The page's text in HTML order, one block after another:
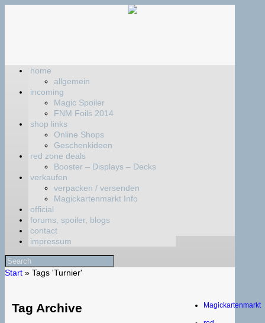
home
allgemein
incoming
Magic Spoiler
FNM Foils 2014
shop links
Online Shops
Geschenkideen
red zone deals
Booster – Displays – Decks
verkaufen
verpacken / versenden
Magickartenmarkt Info
official
forums, spoiler, blogs
contact
impressum
Start » Tags 'Turnier'
Tag Archive Magickartenmarkt